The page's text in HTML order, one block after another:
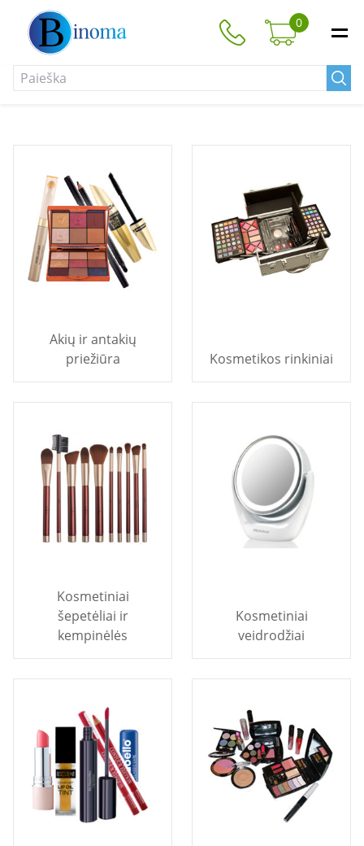
0
Akių ir antakių
priežiūra
Kosmetikos rinkiniai
Kosmetiniai
šepetėliai ir
kempinėlės
Kosmetiniai
veidrodžiai